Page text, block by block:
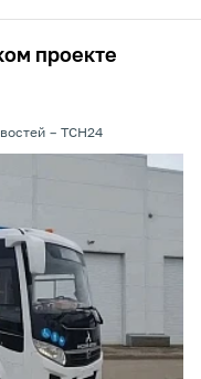
проекте
ТСН24